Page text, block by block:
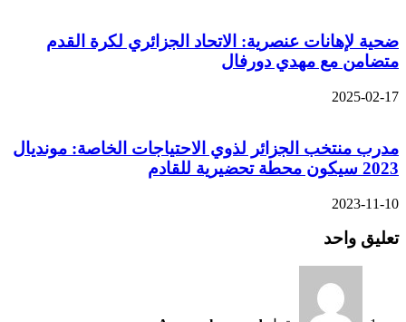
ضحية لإهانات عنصرية: الاتحاد الجزائري لكرة القدم
متضامن مع مهدي دورفال
2025-02-17
مدرب منتخب الجزائر لذوي الاحتياجات الخاصة: مونديال
2023 سيكون محطة تحضيرية للقادم
2023-11-10
تعليق واحد